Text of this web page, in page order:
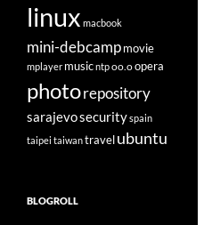
linux macbook
mini-debcampmovie
mplayer musicntpoo.oopera
photorepository
sarajevosecurityspain
taipei taiwantravelubuntu
BLOGROLL